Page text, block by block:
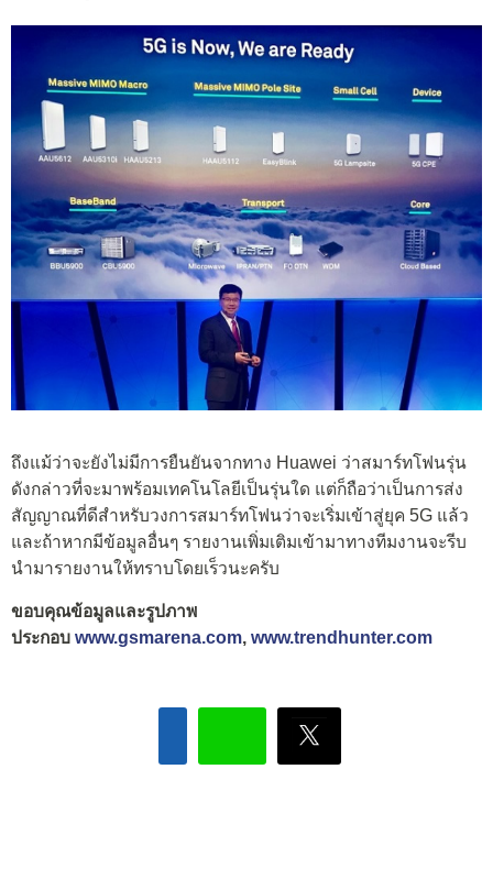
ถึงแม้ว่าจะยังไม่มีการยืนยันจากทาง Huawei ว่าสมาร์ทโฟนรุ่น
ดังกล่าวที่จะมาพร้อมเทคโนโลยีเป็นรุ่นใด แต่ก็ถือว่าเป็นการส่ง
สัญญาณที่ดีสำหรับวงการสมาร์ทโฟนว่าจะเริ่มเข้าสู่ยุค 5G แล้ว
และถ้าหากมีข้อมูลอื่นๆ รายงานเพิ่มเติมเข้ามาทางทีมงานจะรีบ
นำมารายงานให้ทราบโดยเร็วนะครับ
ขอบคุณข้อมูลและรูปภาพ
ประกอบ www.gsmarena.com, www.trendhunter.com